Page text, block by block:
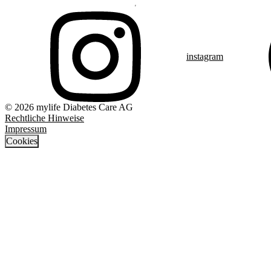
instagram
© 2026 mylife Diabetes Care AG
Rechtliche Hinweise
Impressum
Cookies